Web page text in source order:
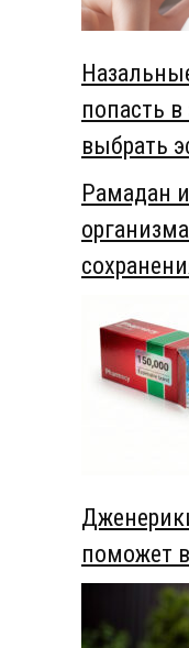
попасть
выбрать
Рамадан
поможет